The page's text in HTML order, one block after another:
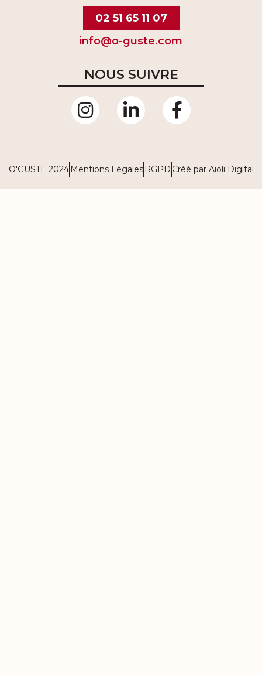
02 51 65 11 07
info@o-guste.com
NOUS SUIVRE
O'GUSTE 2024 Mentions Légales RGPD Créé par Aïoli Digital